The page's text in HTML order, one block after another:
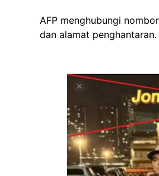
AFP menghubungi
dan alamat